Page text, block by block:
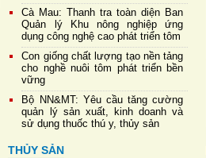
Cà Mau: Thanh tra toàn diện Ban
Quản lý Khu nông nghiệp ứng
dụng công nghệ cao phát triển tôm
Con giống chất lượng tạo nền tảng
cho nghề nuôi tôm phát triển bền
vững
Bộ NN&MT: Yêu cầu tăng cường
quản lý sản xuất, kinh doanh và
sử dụng thuốc thú y, thủy sản
THỦY SẢN